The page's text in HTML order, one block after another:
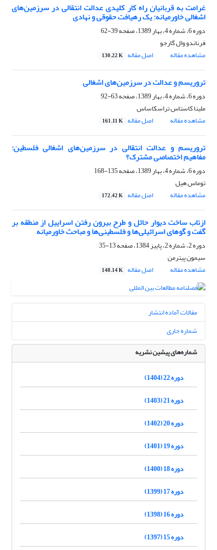
غرامت به قربانیان راه کار کلیدی عدالت انتقالی در سرزمین‌های
اشغالی خاورمیانه: یک رهیافت حقوقی و نهادی
دوره 6، شماره 4، بهار 1389، صفحه
39-62
فرناندو وال گارجو
مشاهده مقاله
اصل مقاله 130.22 K
تروریسم و عدالت در سرزمین‌های اشغالی
دوره 6، شماره 4، بهار 1389، صفحه
63-92
ملینا کاستاس تراسکاساس
مشاهده مقاله
اصل مقاله 161.11 K
تروریسم و عدالت انتقالی در سرزمین‌های اشغالی فلسطین:
مفاهیم اختصاصی مشترک؟
دوره 6، شماره 4، بهار 1389، صفحه
135-168
توماس هیل
مشاهده مقاله
اصل مقاله 172.42 K
ازتاب ساخت دیوار حائل و طرح بیرون رفتن اسراییل از منطقه بر
گفت و گوهای اسرائیلی‌ها و فلسطینی‌ها و مباحث خاورمیانه
دوره 2، شماره 2، پاییز 1384، صفحه
13-35
سیمون پیترمن
مشاهده مقاله
اصل مقاله 148.14 K
مقالات آماده انتشار
شماره جاری
شماره‌های پیشین نشریه
دوره 22 (1404)
دوره 21 (1403)
دوره 20 (1402)
دوره 19 (1401)
دوره 18 (1400)
دوره 17 (1399)
دوره 16 (1398)
دوره 15 (1397)